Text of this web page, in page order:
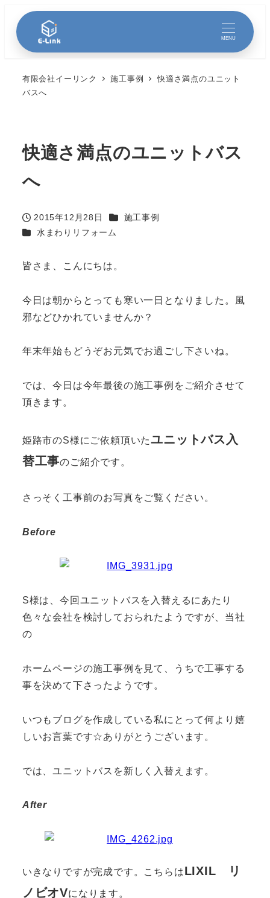
MENU
有限会社イーリンク 施工事例
快適さ満点のユニット
バスへ
快適さ満点のユニットバス
へ
投稿日
2015年12月28日 カテゴリー
施工事例
カテゴリー
水まわりリフォーム
皆さま、こんにちは。
今日は朝からとっても寒い一日となりました。風
邪などひかれていませんか？
年末年始もどうぞお元気でお過ごし下さいね。
では、今日は今年最後の施工事例をご紹介させて
頂きます。
姫路市のS様にご依頼頂いたユニットバス入
替工事のご紹介です。
さっそく工事前のお写真をご覧ください。
Before
S様は、今回ユニットバスを入替えるにあたり
色々な会社を検討しておられたようですが、当社
の
ホームページの施工事例を見て、うちで工事する
事を決めて下さったようです。
いつもブログを作成している私にとって何より嬉
しいお言葉です☆ありがとうございます。
では、ユニットバスを新しく入替えます。
After
いきなりですが完成です。こちらはLIXIL リ
ノビオVになります。